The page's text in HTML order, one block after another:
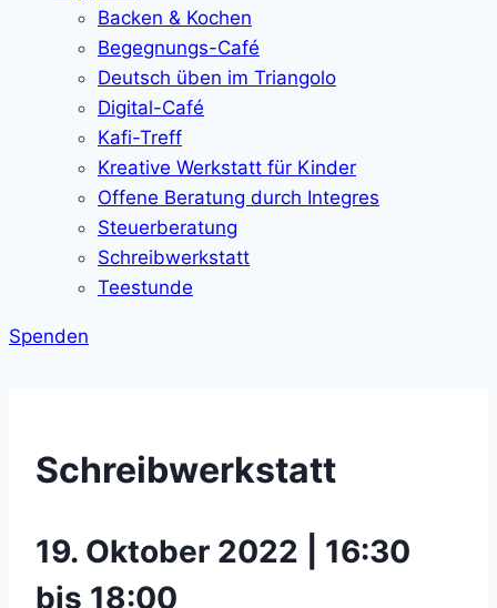
Backen & Kochen
Begegnungs-Café
Deutsch üben im Triangolo
Digital-Café
Kafi-Treff
Kreative Werkstatt für Kinder
Offene Beratung durch Integres
Steuerberatung
Schreibwerkstatt
Teestunde
Spenden
Schreibwerkstatt
19. Oktober 2022 | 16:30
bis 18:00